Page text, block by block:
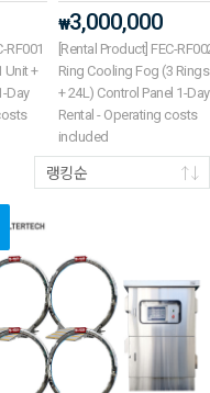
RF001
Unit +
Day
₩3,000,000
[Rental Product] FEC-
Ring Cooling Fog (3 Rings
+ 24L) Control Panel 1-Day
Rental - Operating costs
included
랭킹순